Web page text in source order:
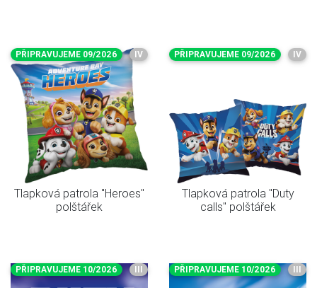
PŘIPRAVUJEME 09/2026 IV
Tlapková patrola "Heroes"
polštářek
PŘIPRAVUJEME 09/2026 IV
Tlapková patrola "Duty
calls" polštářek
PŘIPRAVUJEME 10/2026 III PŘIPRAVUJEME 10/2026 III